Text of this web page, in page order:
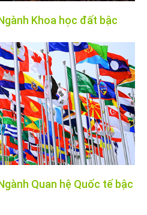
Khoa học đất bậc
Quan hệ Quốc tế bậc